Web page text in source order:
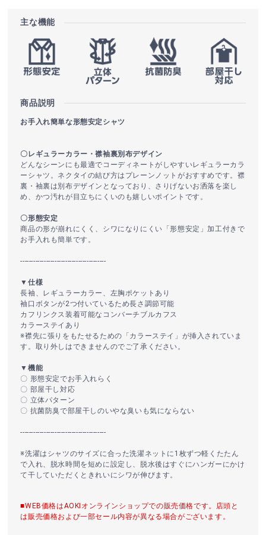
主な機能
商品説明
お手入れ簡単な形態安定シャツ
〇レギュラーカラー・襟袖裏別布デザイン
どんなシーンにも最適でコーディネートがしやすいレギュラーカラ
ーシャツ。ネクタイの結び方はプレーンノットがおすすめです。襟
裏・袖裏は別布デザインとなっており、さりげないお洒落を楽し
め、かつ汚れが目立ちにくいのも嬉しいポイントです。
〇形態安定
商品の形が崩れにくく、シワになりにくい「形態安定」加工付きで
お手入れも簡単です。
----------------------------------------
▼仕様
長袖、レギュラーカラー、左胸ポケットあり
袖口ボタンが2つ付いているため長さ調節可能
カフリンクス装着可能なコンバーチブルカフス
カラーステイあり
※襟先に張りをもたせるための「カラーステイ」が挿入されていま
す。取り外しはできませんのでご了承ください。
▼機能
〇 形態安定でお手入れらく
〇 部屋干し対応
〇 立体パターン
〇 抗菌防臭で部屋干しのいやな臭いも気にならない
----------------------------------------
※洗濯はシャツのサイズに合った洗濯ネットに1枚ずつ軽くたたん
で入れ、脱水時間を短めに設定し、脱水後はすぐにハンガーにかけ
て干していただくときれいにシワが伸びます。
■WEB価格はAOKIオンラインショップでの販売価格です。店頭と
は販売価格および一部セール内容が異なる場合がございます。